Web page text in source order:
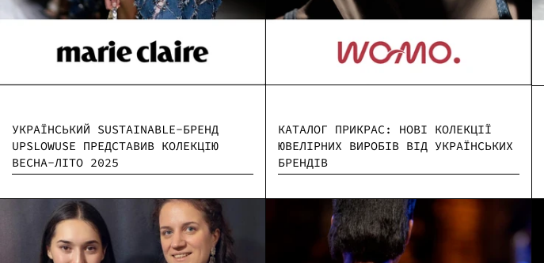
УКРАЇНСЬКИЙ SUSTAINABLE-БРЕНД
UPSLOWUSE ПРЕДСТАВИВ КОЛЕКЦІЮ
ВЕСНА-ЛІТО 2025
КАТАЛОГ ПРИКРАС: НОВІ КОЛЕКЦІЇ
ЮВЕЛІРНИХ ВИРОБІВ ВІД УКРАЇНСЬКИХ
БРЕНДІВ